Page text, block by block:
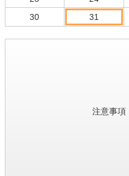
30
31
注意事項